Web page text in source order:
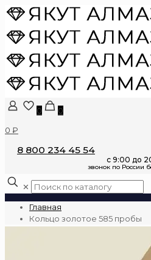
0
0
0 ₽
8 800 234 45 54
✕
Главная
Кольцо золотое 585 пробы